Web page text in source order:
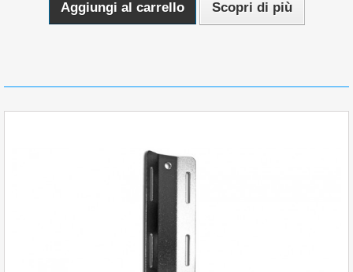
Aggiungi al carrello Scopri di più